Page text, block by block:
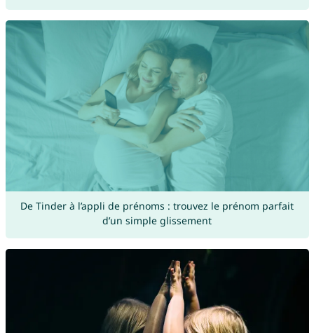
De Tinder à l’appli de prénoms : trouvez le prénom parfait
d’un simple glissement